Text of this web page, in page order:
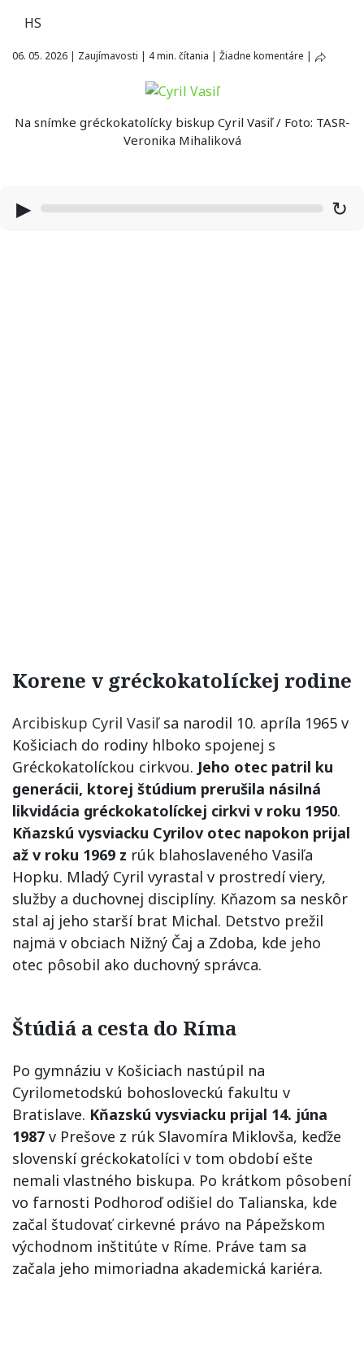
HS
06. 05. 2026 | Zaujímavosti | 4 min. čítania | Žiadne komentáre |
Na snímke gréckokatolícky biskup Cyril Vasiľ / Foto: TASR-
Veronika Mihaliková
▶ ↻
Korene v gréckokatolíckej rodine
Arcibiskup Cyril Vasiľ sa narodil 10. apríla 1965 v
Košiciach do rodiny hlboko spojenej s
Gréckokatolíckou cirkvou. Jeho otec patril ku
generácii, ktorej štúdium prerušila násilná
likvidácia gréckokatolíckej cirkvi v roku 1950.
Kňazskú vysviacku Cyrilov otec napokon prijal
až v roku 1969 z rúk blahoslaveného Vasiľa
Hopku. Mladý Cyril vyrastal v prostredí viery,
služby a duchovnej disciplíny. Kňazom sa neskôr
stal aj jeho starší brat Michal. Detstvo prežil
najmä v obciach Nižný Čaj a Zdoba, kde jeho
otec pôsobil ako duchovný správca.
Štúdiá a cesta do Ríma
Po gymnáziu v Košiciach nastúpil na
Cyrilometodskú bohosloveckú fakultu v
Bratislave. Kňazskú vysviacku prijal 14. júna
1987 v Prešove z rúk Slavomíra Miklovša, keďže
slovenskí gréckokatolíci v tom období ešte
nemali vlastného biskupa. Po krátkom pôsobení
vo farnosti Podhoroď odišiel do Talianska, kde
začal študovať cirkevné právo na Pápežskom
východnom inštitúte v Ríme. Práve tam sa
začala jeho mimoriadna akademická kariéra.